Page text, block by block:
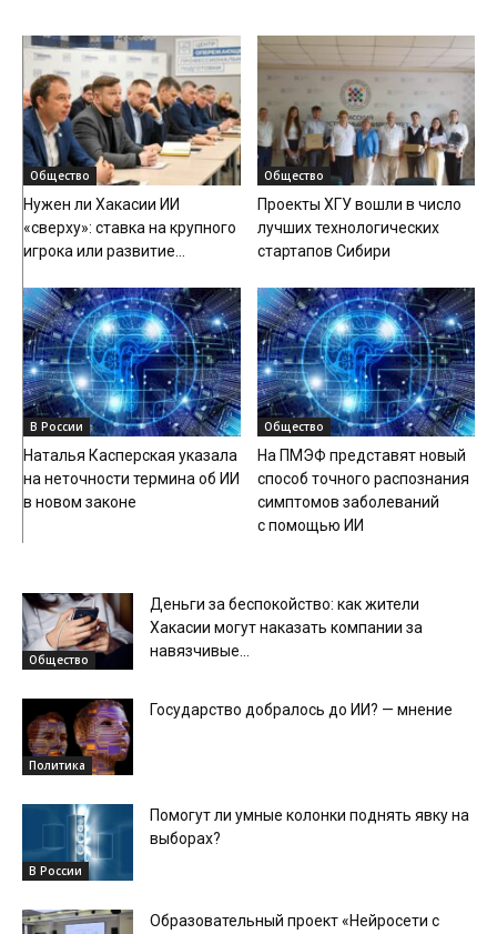
Общество
Нужен ли Хакасии ИИ
«сверху»: ставка на крупного
игрока или развитие...
Общество
Проекты ХГУ вошли в число
лучших технологических
стартапов Сибири
В России
Наталья Касперская указала
на неточности термина об ИИ
в новом законе
Общество
На ПМЭФ представят новый
способ точного распознания
симптомов заболеваний
с помощью ИИ
Общество
Деньги за беспокойство: как жители
Хакасии могут наказать компании за
навязчивые...
Политика
Государство добралось до ИИ? — мнение
В России
Помогут ли умные колонки поднять явку на
выборах?
Образовательный проект «Нейросети с